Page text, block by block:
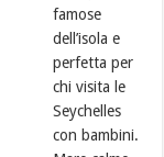
famose
dell’isola e
perfetta per
chi visita le
Seychelles
con bambini.